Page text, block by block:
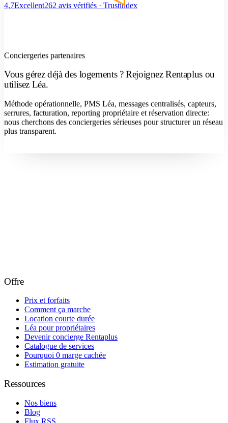
4,7Excellent262 avis vérifiés · Trustindex
Conciergeries partenaires
Vous gérez déjà des logements ? Rejoignez Rentaplus ou
utilisez Léa.
Méthode opérationnelle, PMS Léa, messages centralisés, capteurs,
serrures, facturation, reporting propriétaire et réservation directe:
nous cherchons des conciergeries sérieuses pour structurer un réseau
plus transparent.
Offre
Prix et forfaits
Comment ça marche
Location courte durée
Léa pour propriétaires
Devenir concierge Rentaplus
Catalogue de services
Pourquoi 0 marge cachée
Estimation gratuite
Ressources
Nos biens
Blog
Flux RSS